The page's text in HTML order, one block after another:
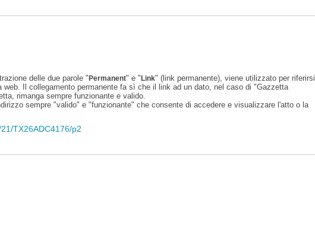
delle due parole "Permanent" e "Link" (link permanente), viene utilizzato per riferirsi
web. Il collegamento permanente fa sì che il link ad un dato, nel caso di "Gazzetta
rimanga sempre funzionante e valido.
sempre "valido" e "funzionante" che consente di accedere e visualizzare l'atto o la
TX26ADC4176/p2